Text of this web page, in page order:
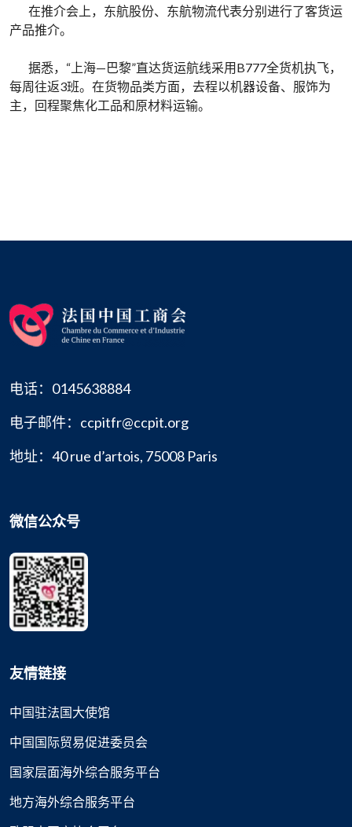
在推介会上，东航股份、东航物流代表分别进行了客货运
产品推介。
据悉，“上海—巴黎”直达货运航线采用B777全货机执飞，
每周往返3班。在货物品类方面，去程以机器设备、服饰为
主，回程聚焦化工品和原材料运输。
电话：0145638884
电子邮件：ccpitfr@ccpit.org
地址：40 rue d’artois, 75008 Paris
微信公众号
友情链接
中国驻法国大使馆
中国国际贸易促进委员会
国家层面海外综合服务平台
地方海外综合服务平台